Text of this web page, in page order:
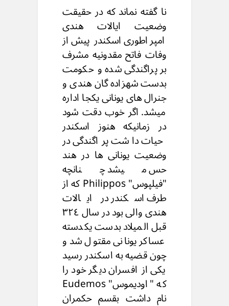
نا گفته نماند که در حقیقت
وضعیت ایالات هندی
امپراطوری اسکندر پیش از
وفات فاتح مقدونیه مشرف
بر پراگندگی شده و حکومت
بدست شهزاده گان هندی و
جنرال های یونانی یکجا اداره
میشد. اگر خوب دقت شود
در زمانیکه هنوز اسکندر
حیات داشت پراگندگی در
وضعیت یونانی ها در هند
حس میشد چنانچه
"فیلپوس" Philippos که از
طرف اسکندر در ایالات
هندی والی بود در سال ٣٢٤
قبل المیلاد بدست یکدسته
عساکر یونانی مقتول شد و
چون قضیه به اسکندر رسید
یکی از افسران دیگر خود را
که "اودیموس" Eudemos
نام داشت بقسم حکمران